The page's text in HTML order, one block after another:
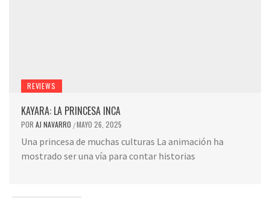
REVIEWS
KAYARA: LA PRINCESA INCA
POR AJ NAVARRO /MAYO 26, 2025
Una princesa de muchas culturas La animación ha
mostrado ser una vía para contar historias